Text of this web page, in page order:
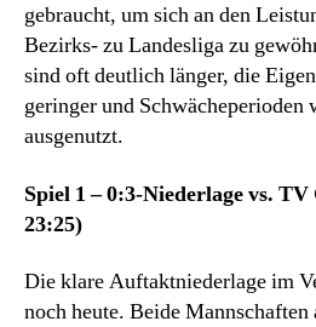
gebraucht, um sich an den
Bezirks- zu Landesliga zu
sind oft deutlich länger, die
geringer und Schwächeperioden
ausgenutzt.
Spiel 1 – 0:3-Niederlage vs.
23:25)
Die klare Auftaktniederlage im
noch heute. Beide Mannschaften